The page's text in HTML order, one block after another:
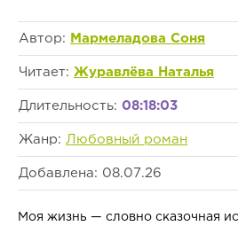
Автор: Мармеладова Соня
Читает: Журавлёва Наталья
Длительность: 08:18:03
Жанр: Любовный роман
Добавлена: 08.07.26
Моя жизнь — словно сказочная